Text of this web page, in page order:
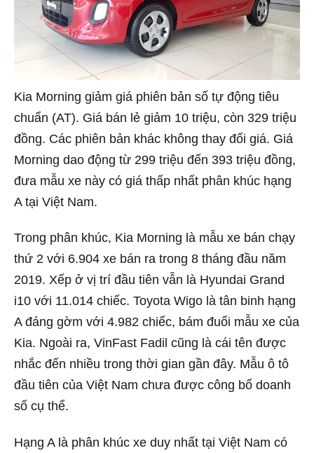
Kia Morning giảm giá phiên bản số tự động tiêu
chuẩn (AT). Giá bán lẻ giảm 10 triệu, còn 329 triệu
đồng. Các phiên bản khác không thay đổi giá. Giá
Morning dao động từ 299 triệu đến 393 triệu đồng,
đưa mẫu xe này có giá thấp nhất phân khúc hạng
A tại Việt Nam.
Trong phân khúc, Kia Morning là mẫu xe bán chạy
thứ 2 với 6.904 xe bán ra trong 8 tháng đầu năm
2019. Xếp ở vị trí đầu tiên vẫn là Hyundai Grand
i10 với 11.014 chiếc. Toyota Wigo là tân binh hạng
A đáng gờm với 4.982 chiếc, bám đuổi mẫu xe của
Kia. Ngoài ra, VinFast Fadil cũng là cái tên được
nhắc đến nhiều trong thời gian gần đây. Mẫu ô tô
đầu tiên của Việt Nam chưa được công bố doanh
số cụ thể.
Hạng A là phân khúc xe duy nhất tại Việt Nam có